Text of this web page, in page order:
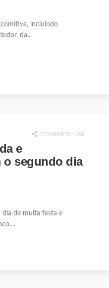
incluindo
da...
COMPARTILHAR
e
o segundo dia
dia de muita festa e